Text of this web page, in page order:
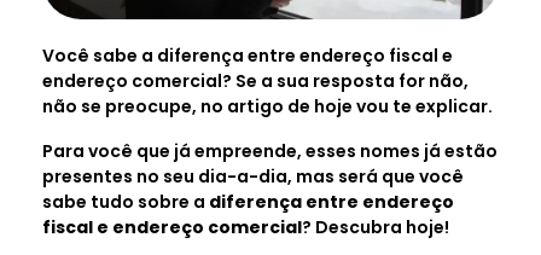
Você sabe a diferença entre endereço fiscal e
endereço comercial? Se a sua resposta for não,
não se preocupe, no artigo de hoje vou te explicar.
Para você que já empreende, esses nomes já estão
presentes no seu dia-a-dia, mas será que você
sabe tudo sobre a diferença entre endereço
fiscal e endereço comercial? Descubra hoje!